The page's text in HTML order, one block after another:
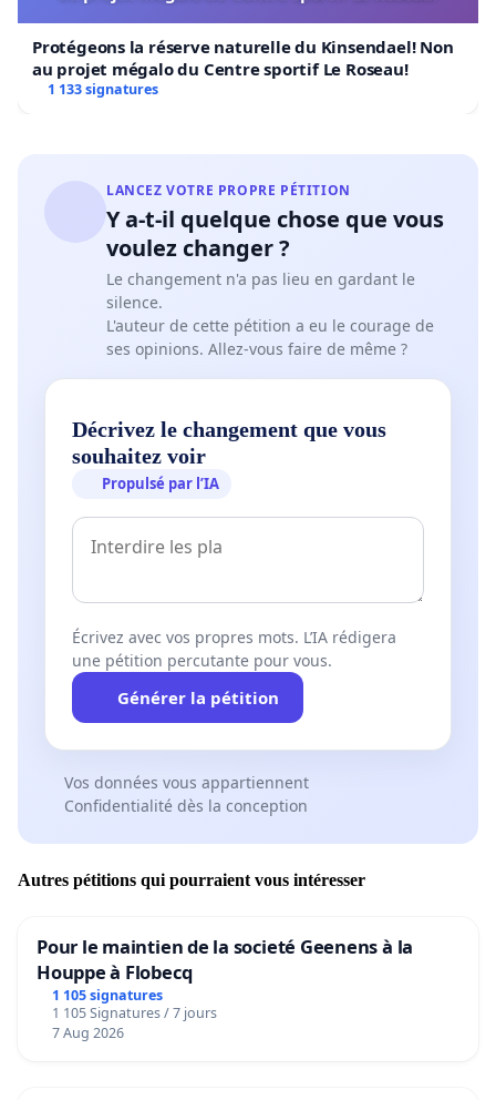
Protégeons la réserve naturelle du Kinsendael! Non
au projet mégalo du Centre sportif Le Roseau!
1 133 signatures
LANCEZ VOTRE PROPRE PÉTITION
Y a-t-il quelque chose que vous
voulez changer ?
Le changement n'a pas lieu en gardant le
silence.
L'auteur de cette pétition a eu le courage de
ses opinions. Allez-vous faire de même ?
Décrivez le changement que vous
souhaitez voir
Propulsé par l’IA
Écrivez avec vos propres mots. L’IA rédigera
une pétition percutante pour vous.
Générer la pétition
Vos données vous appartiennent
Confidentialité dès la conception
Autres pétitions qui pourraient vous intéresser
Pour le maintien de la societé Geenens à la
Houppe à Flobecq
1 105 signatures
1 105 Signatures / 7 jours
7 Aug 2026